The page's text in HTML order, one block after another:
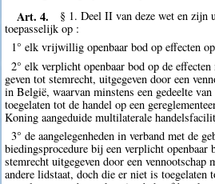
Art. 4.
§ 1. Deel II van deze wet en zijn
toepasselijk op :
1° elk vrijwillig openbaar bod op effecten
2° elk verplicht openbaar bod op de
geven tot stemrecht, uitgegeven door een
in België, waarvan minstens een gedeelte
toegelaten tot de handel op een
Koning aangeduide multilaterale
3° de aangelegenheden in verband met de
biedingsprocedure bij een verplicht openbaar
stemrecht uitgegeven door een vennootschap
andere lidstaat, doch die er niet is toegelaten